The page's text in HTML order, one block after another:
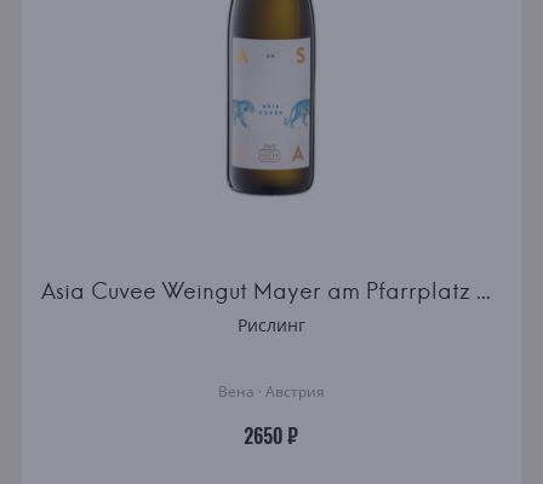
Asia Cuvee Weingut Mayer am Pfarrplatz white semidry
Рислинг
Вена · Австрия
2650 ₽